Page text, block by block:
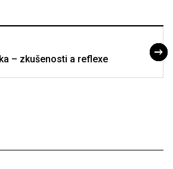
– zkušenosti a reflexe